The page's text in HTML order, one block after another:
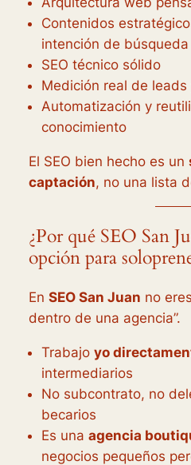
Contenidos
intención de búsqueda
SEO técnico sólido
Medición real de
Automatización y
conocimiento
El SEO bien hecho es un
captación, no una lista
¿Por qué SEO San
opción para
En SEO San Juan no
dentro de una agencia”.
Trabajo yo
intermediarios
No subcontrato, no
becarios
Es una agencia
negocios pequeños